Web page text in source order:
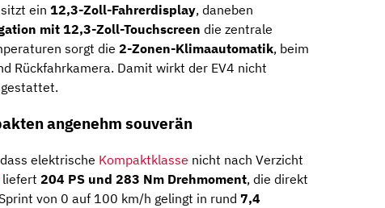
ein 12,3-Zoll-Fahrerdisplay, daneben
mit 12,3-Zoll-Touchscreen die zentrale
sorgt die 2-Zonen-Klimaautomatik, beim
Rückfahrkamera. Damit wirkt der EV4 nicht
angenehm souverän
elektrische Kompaktklasse nicht nach Verzicht
liefert 204 PS und 283 Nm Drehmoment, die direkt
von 0 auf 100 km/h gelingt in rund 7,4